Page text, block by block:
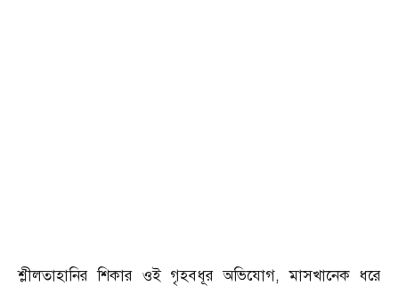
শ্লীলতাহানির শিকার ওই গৃহবধূর অভিযোগ, মাসখানেক ধরে